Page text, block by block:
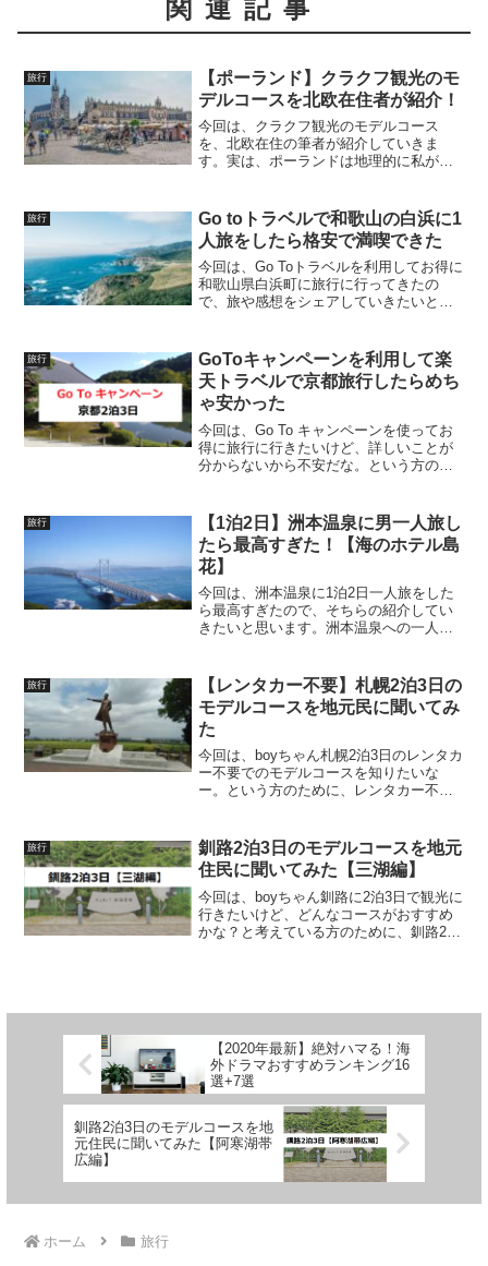
関連記事
旅行
【ポーランド】クラクフ観光のモ
デルコースを北欧在住者が紹介！
今回は、クラクフ観光のモデルコース
を、北欧在住の筆者が紹介していきま
す。実は、ポーランドは地理的に私が住
で行くことができます。私は今回コペン
ハーゲンから飛びましたが、そ...
旅行
Go toトラベルで和歌山の白浜に1
人旅をしたら格安で満喫できた
今回は、Go Toトラベルを利用してお得に
和歌山県白浜町に旅行に行ってきたの
で、旅や感想をシェアしていきたいと思
にも参考になるよう書いていきますの
で、何かと役立て...
旅行
GoToキャンペーンを利用して楽
天トラベルで京都旅行したらめち
ゃ安かった
今回は、Go To キャンペーンを使ってお
得に旅行に行きたいけど、詳しいことが
分からないから不安だな。という方のた
してきましたので、その感想をレビュー
していきます...
旅行
【1泊2日】洲本温泉に男一人旅し
たら最高すぎた！【海のホテル島
花】
今回は、洲本温泉に1泊2日一人旅をした
ら最高すぎたので、そちらの紹介してい
きたいと思います。洲本温泉への一人旅
きましょう！1日目出発は大阪駅からで
す。大阪駅から出ている...
旅行
【レンタカー不要】札幌2泊3日の
モデルコースを地元民に聞いてみ
た
今回は、boyちゃん札幌2泊3日のレンタカ
ー不要でのモデルコースを知りたいな
ー。という方のために、レンタカー不要
より旅行が安くなる中、北海道札幌に行
ってみようと...
旅行
釧路2泊3日のモデルコースを地元
住民に聞いてみた【三湖編】
今回は、boyちゃん釧路に2泊3日で観光に
行きたいけど、どんなコースがおすすめ
かな？と考えている方のために、釧路2泊
【2020年最新】絶対ハマる！海
外ドラマおすすめランキング16
選+7選
釧路2泊3日のモデルコースを地
元住民に聞いてみた【阿寒湖帯
広編】
ホーム 旅行